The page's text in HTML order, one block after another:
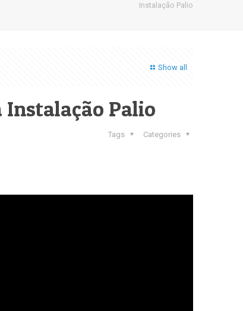
Instalação Palio
Show all
Instalação Palio
Categories
Tags